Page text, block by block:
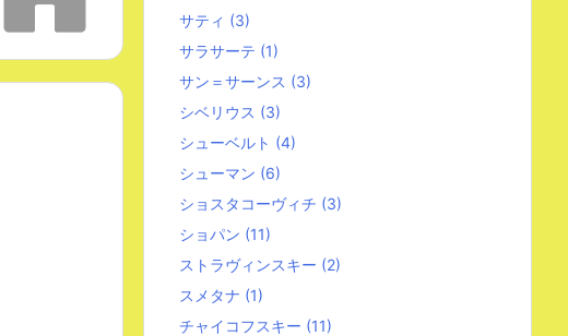
サティ (3)
サラサーテ (1)
サン＝サーンス (3)
シベリウス (3)
シューベルト (4)
シューマン (6)
ショスタコーヴィチ (3)
ショパン (11)
ストラヴィンスキー (2)
スメタナ (1)
チャイコフスキー (11)